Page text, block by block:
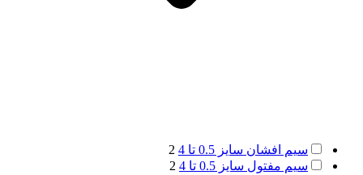
سیم افشان سایز 0.5 تا 4
2
سیم مفتول سایز 0.5 تا 4
2